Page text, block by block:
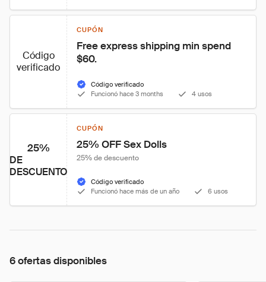
Código
verificado
CUPÓN
Free express shipping min spend
$60.
Código verificado
Funcionó hace 3 months
4 usos
25%
DE
DESCUENTO
CUPÓN
25% OFF Sex Dolls
25% de descuento
Código verificado
Funcionó hace más de un año
6 usos
6 ofertas disponibles